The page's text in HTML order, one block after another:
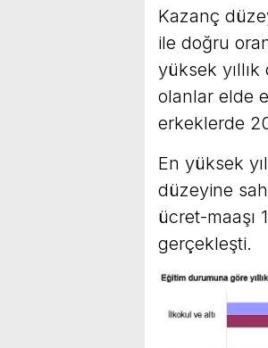
Kazanç
ile doğru
yüksek
olanlar elde
erkeklerde
En yüksek
düzeyine
ücret-maaşı
gerçekleşti.